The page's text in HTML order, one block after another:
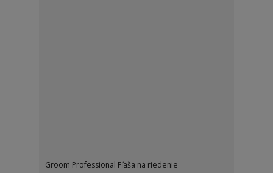
Groom Professional Fľaša na riedenie